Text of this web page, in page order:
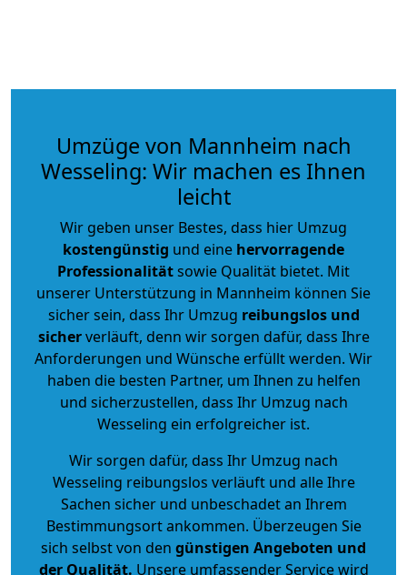
Umzüge von Mannheim nach
Wesseling: Wir machen es Ihnen
leicht
Wir geben unser Bestes, dass hier Umzug
kostengünstig und eine hervorragende
Professionalitätsowie Qualität bietet. Mit
unserer Unterstützung in Mannheim können Sie
sicher sein, dass Ihr Umzug reibungslos und
sicherverläuft, denn wir sorgen dafür, dass Ihre
Anforderungen und Wünsche erfüllt werden. Wir
haben die besten Partner, um Ihnen zu helfen
und sicherzustellen, dass Ihr Umzug nach
Wesseling ein erfolgreicher ist.
Wir sorgen dafür, dass Ihr Umzug nach
Wesseling reibungslos verläuft und alle Ihre
Sachen sicher und unbeschadet an Ihrem
Bestimmungsort ankommen. Überzeugen Sie
sich selbst von den günstigen Angeboten und
der Qualität. Unsere umfassender Service wird